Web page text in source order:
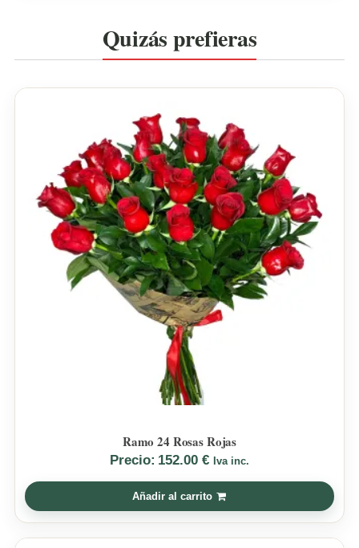
Quizás prefieras
Ramo 24 Rosas Rojas
Precio: 152.00 € Iva inc.
Añadir al carrito